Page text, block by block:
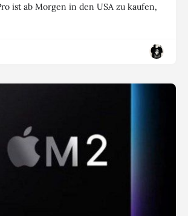
ist ab Morgen in den USA zu kaufen,